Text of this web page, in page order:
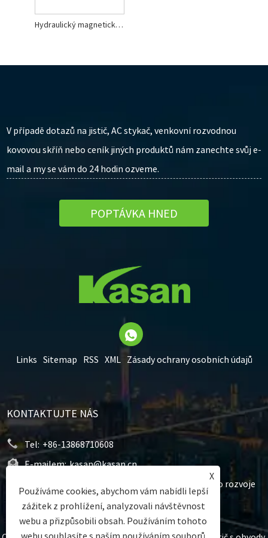
Hydraulický magnetický jistič Cbi řady Qa
V případě dotazů na jistič, AC stykač, venkovní rozvodnou
kovovou skříň nebo ceník jiných produktů nám zanechte svůj e-
mail a my se vám do 24 hodin ozveme.
POPTÁVKA HNED
Links Sitemap RSS XML Zásady ochrany osobních údajů
KONTAKTUJTE NÁS
Tel: +86-13868710608
E-mailem: kasan@kasan.cn
Č. 183, Jingliu Road, zóna hospodářského rozvoje
Yueqing, Yueqing, Wenzhou, Zhejiang, Čína.
X
Používáme cookies, abychom vám nabídli lepší
zážitek z prohlížení, analyzovali návštěvnost
webu a přizpůsobili obsah. Používáním tohoto
webu souhlasíte s naším používáním souborů